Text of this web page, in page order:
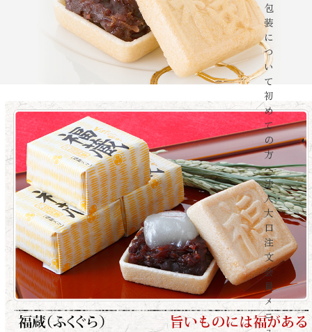
包
装
に
つ
い
て
初
め
て
の
方
へ
法
人・
大
口
注
文
会
員
メ
ニ